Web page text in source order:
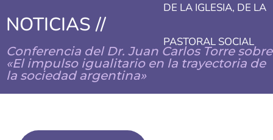
NOTICIAS //
DE LA IGLESIA, DE LA
PASTORAL SOCIAL
Conferencia del Dr. Juan Carlos Torre sobre
«El impulso igualitario en la trayectoria de
la sociedad argentina»